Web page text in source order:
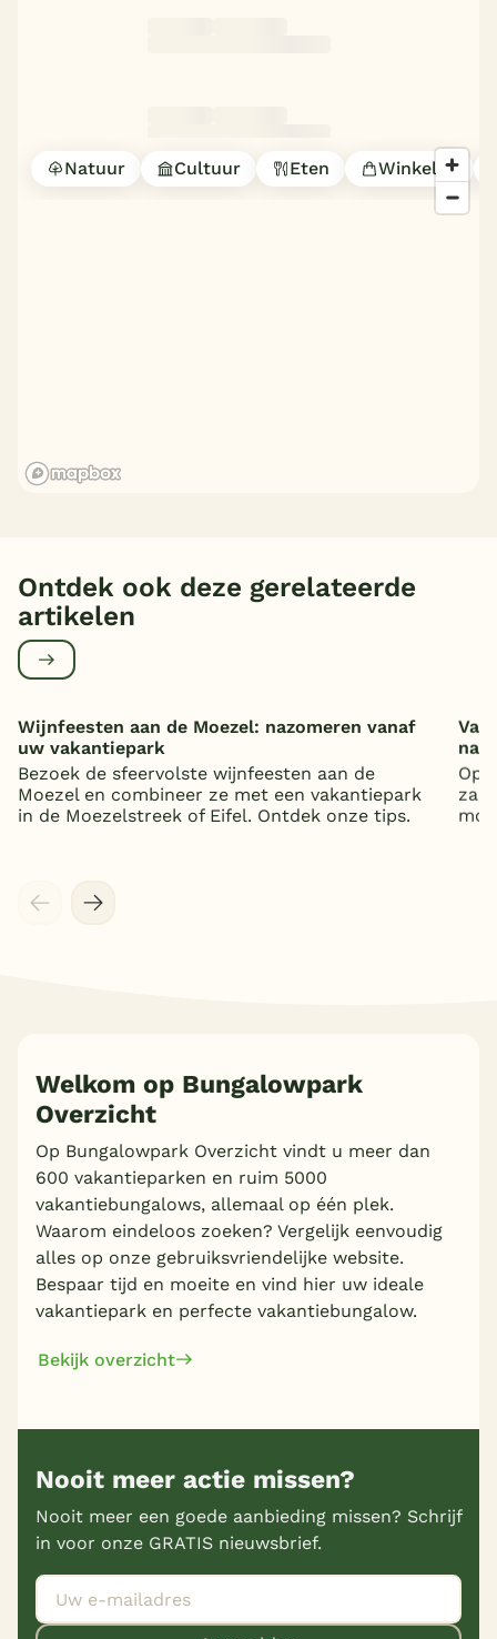
Natuur Cultuur Eten Winkelen
Ontdek ook deze gerelateerde
artikelen
Wijnfeesten aan de Moezel: nazomeren vanaf
uw vakantiepark
Bezoek de sfeervolste wijnfeesten aan de
Moezel en combineer ze met een vakantiepark
in de Moezelstreek of Eifel. Ontdek onze tips.
Op
Welkom op Bungalowpark
Overzicht
Op Bungalowpark Overzicht vindt u meer dan
600 vakantieparken en ruim 5000
vakantiebungalows, allemaal op één plek.
Waarom eindeloos zoeken? Vergelijk eenvoudig
alles op onze gebruiksvriendelijke website.
Bespaar tijd en moeite en vind hier uw ideale
vakantiepark en perfecte vakantiebungalow.
Bekijk overzicht
Nooit meer actie missen?
Nooit meer een goede aanbieding missen? Schrijf
in voor onze GRATIS nieuwsbrief.